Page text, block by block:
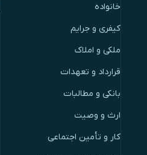
خانواده
کیفری و جرایم
ملکی و املاک
قرارداد و تعهدات
بانکی و مطالبات
ارث و وصیت
کار و تأمین اجتماعی